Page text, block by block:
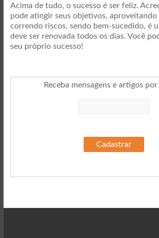
Acima de tudo, o sucesso é ser feliz.
pode atingir seus objetivos, aproveitando
correndo riscos, sendo bem-sucedido, é
deve ser renovada todos os dias. Você
seu próprio sucesso!
Receba mensagens e artigos por